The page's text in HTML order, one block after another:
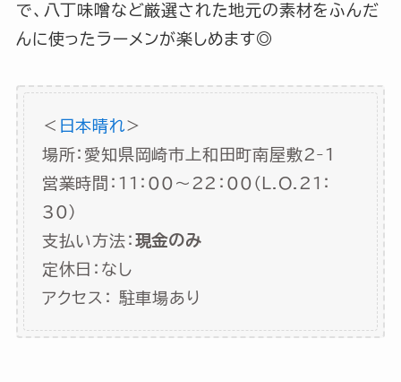
で、八丁味噌など厳選された地元の素材をふんだ
んに使ったラーメンが楽しめます◎
＜ 日本晴れ>
場所：愛知県岡崎市上和田町南屋敷2-1
営業時間：11：00～22：00（L.O.21：
30）
支払い方法： 現金のみ
定休日：なし
アクセス： 駐車場あり